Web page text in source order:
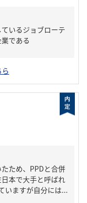
いるジョブローテ
である
ため、PPDと合併
本で大手と呼ばれ
いますが自分には...